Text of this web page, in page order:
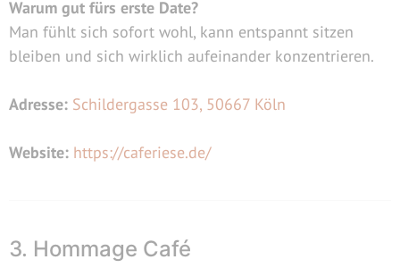
Warum gut fürs erste Date?
Man fühlt sich sofort wohl, kann entspannt sitzen
bleiben und sich wirklich aufeinander konzentrieren.
Adresse: Schildergasse 103, 50667 Köln
Website: https://caferiese.de/
3. Hommage Café